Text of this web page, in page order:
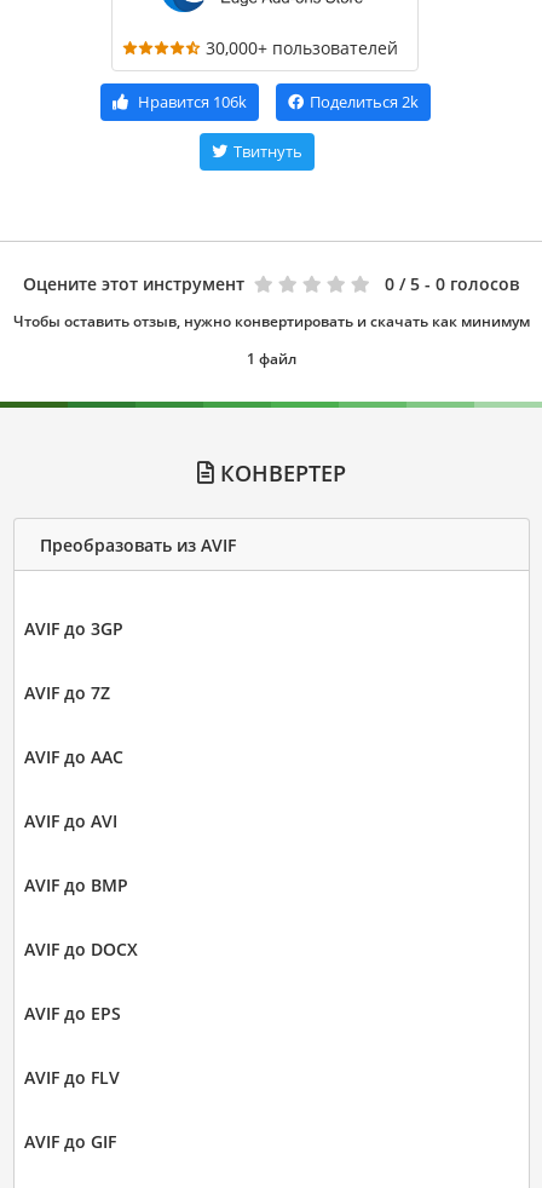
30,000+ пользователей
Нравится 106k Поделиться 2k
Твитнуть
Оцените этот инструмент 0 / 5 - 0 голосов
Чтобы оставить отзыв, нужно конвертировать и скачать как минимум
1 файл
КОНВЕРТЕР
Преобразовать из AVIF
AVIF до 3GP
AVIF до 7Z
AVIF до AAC
AVIF до AVI
AVIF до BMP
AVIF до DOCX
AVIF до EPS
AVIF до FLV
AVIF до GIF